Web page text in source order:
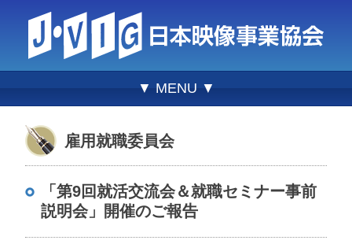
▼ MENU ▼
雇用就職委員会
「第9回就活交流会＆就職セミナー事前
説明会」開催のご報告